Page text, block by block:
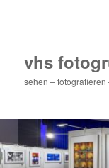
vhs
sehen – fotografieren